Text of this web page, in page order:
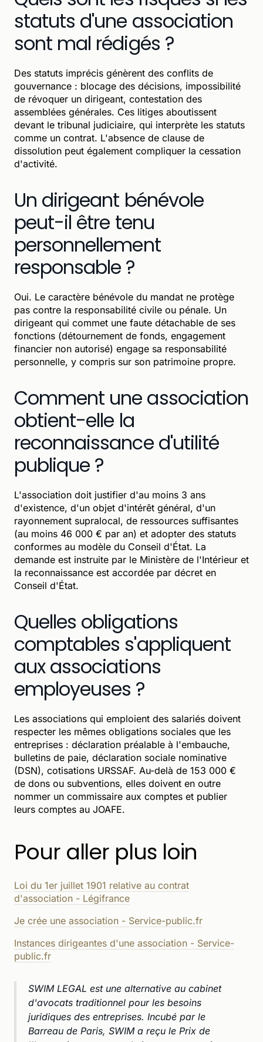
statuts d'une association
sont mal rédigés ?
Des statuts imprécis génèrent des conflits de
gouvernance : blocage des décisions, impossibilité
de révoquer un dirigeant, contestation des
assemblées générales. Ces litiges aboutissent
devant le tribunal judiciaire, qui interprète les statuts
comme un contrat. L'absence de clause de
dissolution peut également compliquer la cessation
d'activité.
Un dirigeant bénévole
peut-il être tenu
personnellement
responsable ?
Oui. Le caractère bénévole du mandat ne protège
pas contre la responsabilité civile ou pénale. Un
dirigeant qui commet une faute détachable de ses
fonctions (détournement de fonds, engagement
financier non autorisé) engage sa responsabilité
personnelle, y compris sur son patrimoine propre.
Comment une association
obtient-elle la
reconnaissance d'utilité
publique ?
L'association doit justifier d'au moins 3 ans
d'existence, d'un objet d'intérêt général, d'un
rayonnement supralocal, de ressources suffisantes
(au moins 46 000 € par an) et adopter des statuts
conformes au modèle du Conseil d'État. La
demande est instruite par le Ministère de l'Intérieur et
la reconnaissance est accordée par décret en
Conseil d'État.
Quelles obligations
comptables s'appliquent
aux associations
employeuses ?
Les associations qui emploient des salariés doivent
respecter les mêmes obligations sociales que les
entreprises : déclaration préalable à l'embauche,
bulletins de paie, déclaration sociale nominative
(DSN), cotisations URSSAF. Au-delà de 153 000 €
de dons ou subventions, elles doivent en outre
nommer un commissaire aux comptes et publier
leurs comptes au JOAFE.
Pour aller plus loin
Loi du 1er juillet 1901 relative au contrat
d'association - Légifrance
Je crée une association - Service-public.fr
Instances dirigeantes d'une association - Service-
public.fr
SWIM LEGAL est une alternative au cabinet
d'avocats traditionnel pour les besoins
juridiques des entreprises. Incubé par le
Barreau de Paris, SWIM a reçu le Prix de